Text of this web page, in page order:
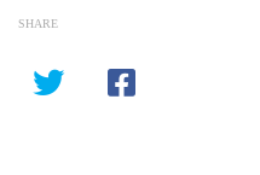
SHARE